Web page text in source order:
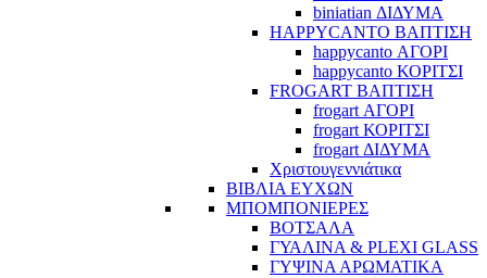
biniatian ΔΙΔΥΜΑ
HAPPYCANTO ΒΑΠΤΙΣΗ
happycanto ΑΓΟΡΙ
happycanto ΚΟΡΙΤΣΙ
FROGART ΒΑΠΤΙΣΗ
frogart ΑΓΟΡΙ
frogart ΚΟΡΙΤΣΙ
frogart ΔΙΔΥΜΑ
Χριστουγεννιάτικα
ΒΙΒΛΙΑ ΕΥΧΩΝ
ΜΠΟΜΠΟΝΙΕΡΕΣ
ΒΟΤΣΑΛΑ
ΓΥΑΛΙΝΑ & PLEXI GLASS
ΓΥΨΙΝΑ ΑΡΩΜΑΤΙΚΑ